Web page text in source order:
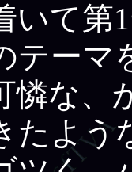
いて第
テーマ
憐な
たよう